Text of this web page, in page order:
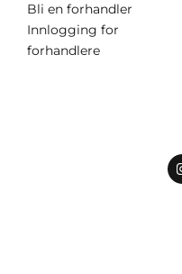
Bli en forhandler
Innlogging for
forhandlere